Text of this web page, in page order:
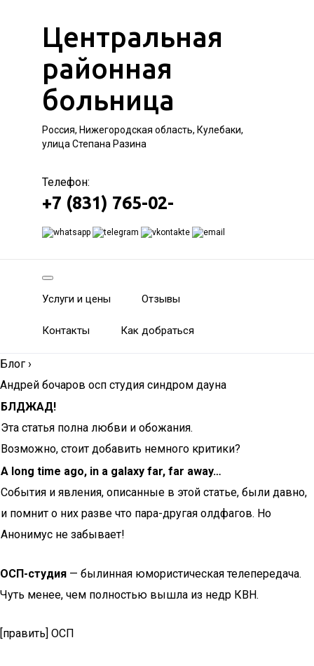
Центральная
районная
больница
Россия, Нижегородская область, Кулебаки,
улица Степана Разина
Телефон:
+7 (831) 765-02-
Услуги и цены Отзывы
Контакты Как добраться
Блог ›
Андрей бочаров осп студия синдром дауна
БЛДЖАД!
Эта статья полна любви и обожания.
Возможно, стоит добавить немного критики?
A long time ago, in a galaxy far, far away…
События и явления, описанные в этой статье, были давно,
и помнит о них разве что пара-другая олдфагов. Но
Анонимус не забывает!
ОСП-студия — былинная юмористическая телепередача.
Чуть менее, чем полностью вышла из недр КВН.
[править] ОСП